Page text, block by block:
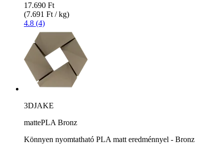
17.690 Ft
(7.691 Ft / kg)
4.8 (4)
3DJAKE
mattePLA Bronz
Könnyen nyomtatható PLA matt eredménnyel - Bronz